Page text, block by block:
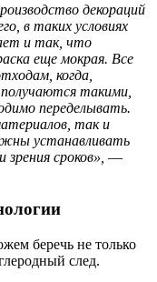
декораций
в таких условиях
и так, что
еще мокрая. Все
когда,
такими,
переделывать.
так и
устанавливать
сроков», —
беречь не только
след.